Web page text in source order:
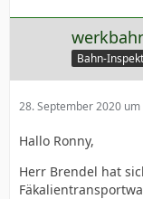
Bahn-
28. September 2020 um
Hallo Ronny,
Herr Brendel hat